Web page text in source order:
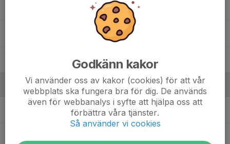
Unik Krasniqi
Ledare
Christoffer PerssonTränare
Godkänn kakor
Vi använder oss av kakor (cookies) för att vår
webbplats ska fungera bra för dig. De används
även för webbanalys i syfte att hjälpa oss att
förbättra våra tjänster.
Så använder vi cookies